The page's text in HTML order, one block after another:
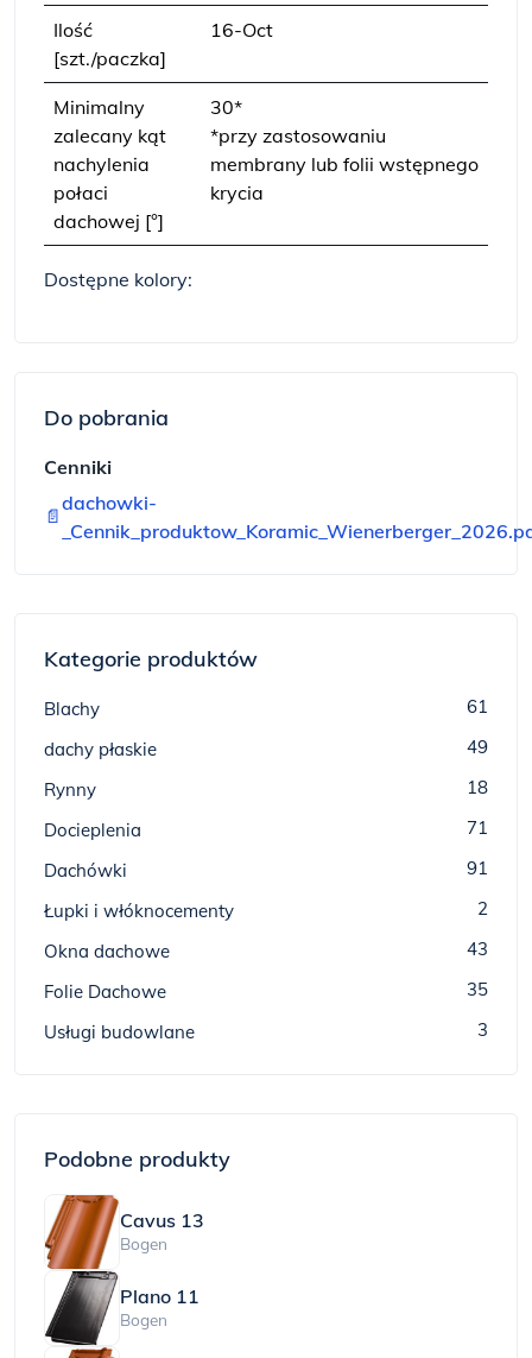
Ilość
[szt./paczka]
16-Oct
Minimalny
zalecany kąt
nachylenia
połaci
dachowej [°]
30*
*przy zastosowaniu
membrany lub folii wstępnego
krycia
Dostępne kolory:
Do pobrania
Cenniki
📄
dachowki-
Kategorie produktów
Blachy
61
dachy płaskie
49
Rynny
18
Docieplenia
71
Dachówki
91
Łupki i włóknocementy
2
Okna dachowe
43
Folie Dachowe
35
Usługi budowlane
3
Podobne produkty
Cavus 13
Bogen
Plano 11
Bogen